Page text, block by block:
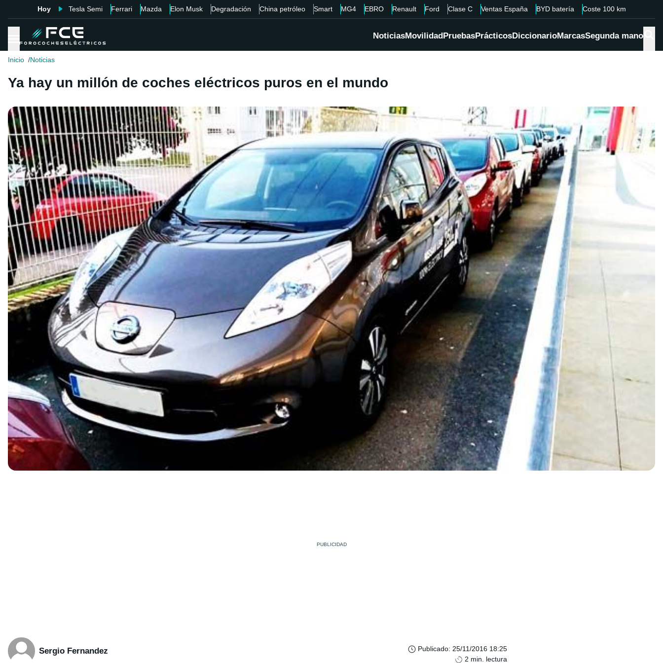
Hoy Tesla Semi Ferrari Mazda Elon Musk Degradación China petróleo Smart MG4 EBRO Renault Ford Clase C Ventas España BYD batería Coste 100 km
NoticiasMovilidadPruebasPrácticosDiccionarioMarcasSegunda mano
Inicio Noticias
Ya hay un millón de coches eléctricos puros en el mundo
Sergio Fernandez Publicado: 25/11/2016 18:25
2 min. lectura